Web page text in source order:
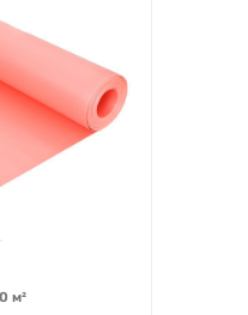
м²